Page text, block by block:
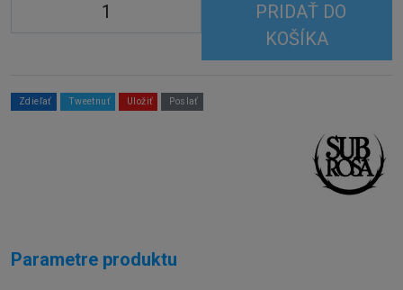
PRIDAŤ DO
KOŠÍKA
Zdieľať Tweetnuť Uložiť Poslať
Parametre produktu